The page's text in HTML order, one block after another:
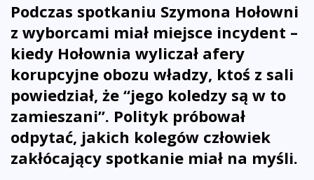
Podczas spotkaniu Szymona Hołowni
z wyborcami miał miejsce incydent –
kiedy Hołownia wyliczał afery
korupcyjne obozu władzy, ktoś z sali
powiedział, że “jego koledzy są w to
zamieszani”. Polityk próbował
odpytać, jakich kolegów człowiek
zakłócający spotkanie miał na myśli.